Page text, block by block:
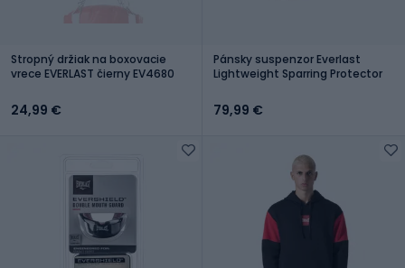
Stropný držiak na boxovacie
vrece EVERLAST čierny EV4680
24,99 €
Pánsky suspenzor Everlast
Lightweight Sparring Protector
79,99 €